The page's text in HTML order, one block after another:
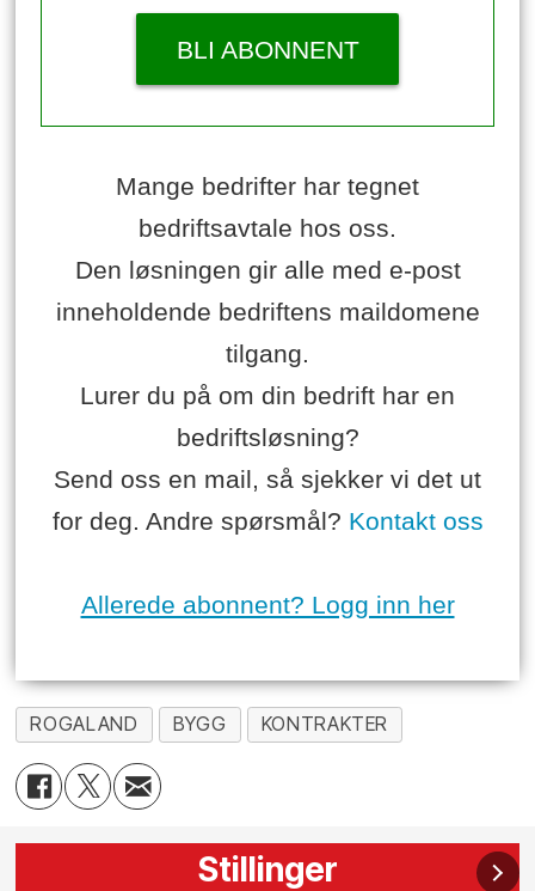
BLI ABONNENT
Mange bedrifter har tegnet
bedriftsavtale hos oss.
Den løsningen gir alle med e-post
inneholdende bedriftens maildomene
tilgang.
Lurer du på om din bedrift har en
bedriftsløsning?
Send oss en mail, så sjekker vi det ut
for deg. Andre spørsmål? Kontakt oss
Allerede abonnent? Logg inn her
ROGALAND BYGG KONTRAKTER
Stillinger